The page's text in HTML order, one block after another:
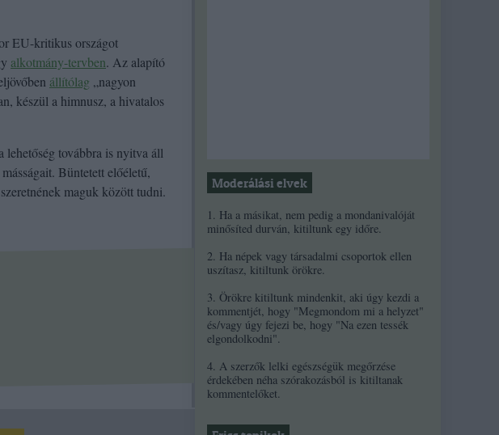
EU-kritikus országot
alkotmány-tervben. Az alapító
állítólag „nagyon
készül a himnusz, a hivatalos
lehetőség továbbra is nyitva áll
Büntetett előéletű,
maguk között tudni.
Moderálási elvek
1. Ha a másikat, nem pedig a mondanivalóját
minősíted durván, kitiltunk egy időre.
2. Ha népek vagy társadalmi csoportok ellen
uszítasz, kitiltunk örökre.
3. Örökre kitiltunk mindenkit, aki úgy kezdi a
kommentjét, hogy "Megmondom mi a helyzet"
és/vagy úgy fejezi be, hogy "Na ezen tessék
elgondolkodni".
4. A szerzők lelki egészségük megőrzése
érdekében néha szórakozásból is kitiltanak
kommentelőket.